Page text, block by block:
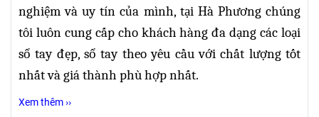
nghiệm và uy tín của mình, tại Hà Phương chúng
tôi luôn cung cấp cho khách hàng đa dạng các loại
sổ tay đẹp, sổ tay theo yêu cầu với chất lượng tốt
nhất và giá thành phù hợp nhất.
Xem thêm ››